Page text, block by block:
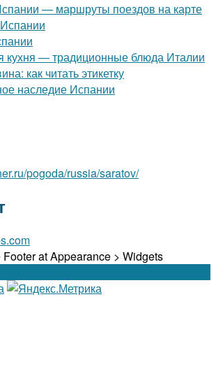
— маршруты поездов на карте
кухня — традиционные блюда Италии
как читать этикетку
наследие Испании
pogoda/russia/saratov/
at Appearance > Widgets